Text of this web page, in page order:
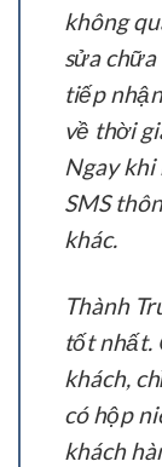
không
sửa
tiếp
về thời
Ngay khi
SMS
khác.
Thành
tốt nhất.
khách,
có hộp
khách